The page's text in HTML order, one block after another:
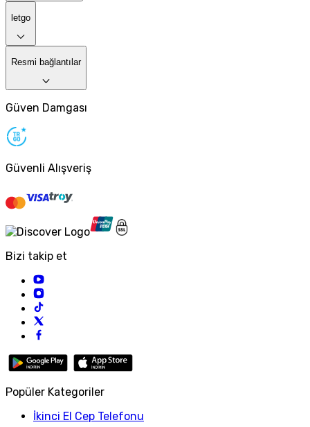
letgo
Resmi bağlantılar
Güven Damgası
Güvenli Alışveriş
Bizi takip et
Popüler Kategoriler
İkinci El Cep Telefonu